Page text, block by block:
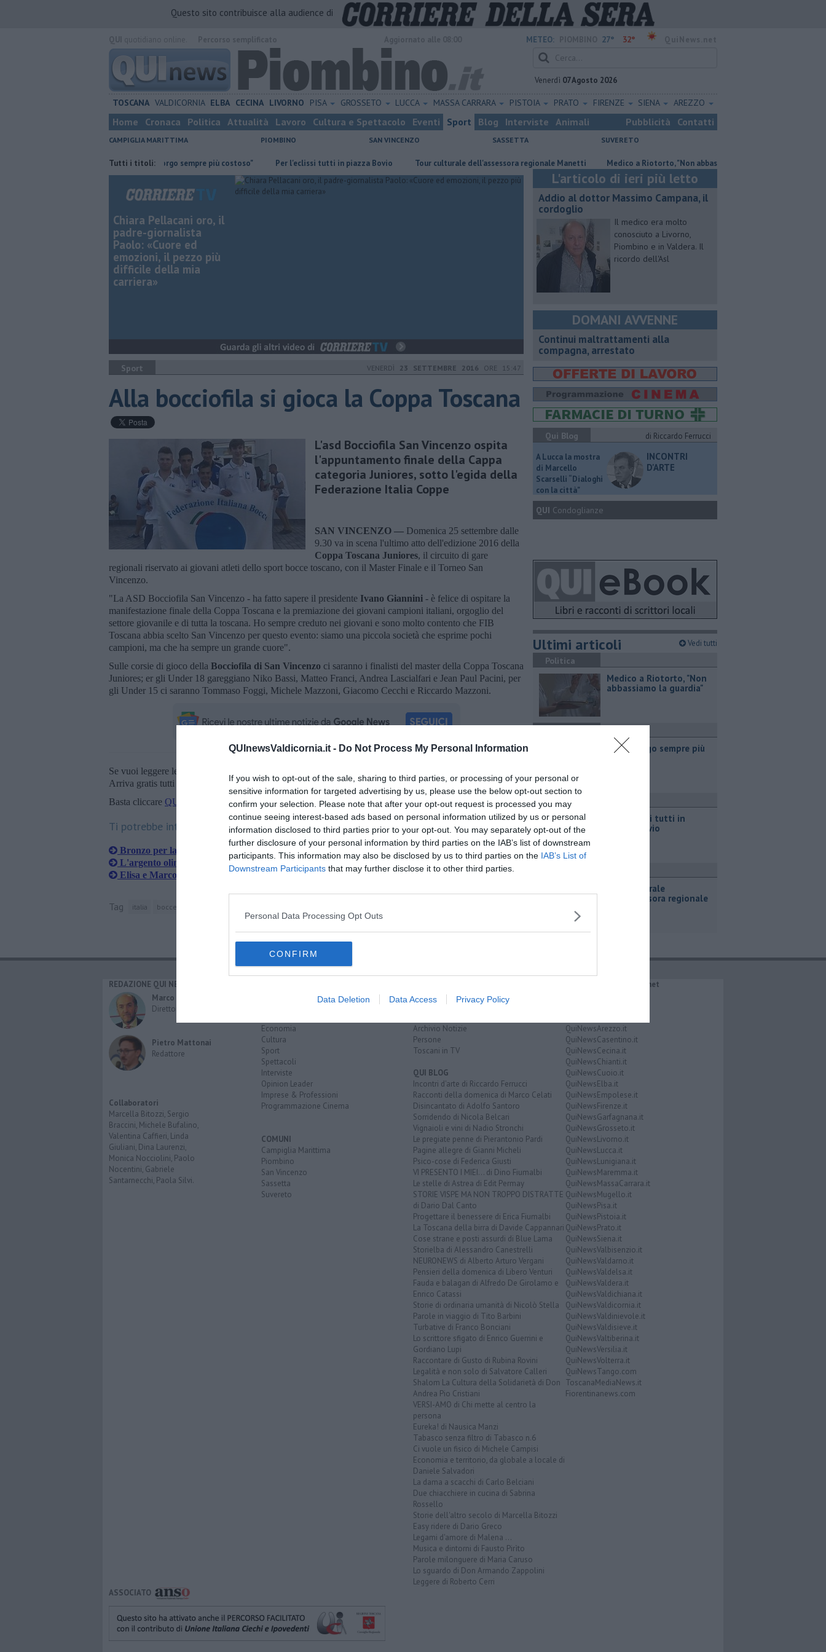
QUInewsValdicornia.it - Do Not Process My Personal Information
If you wish to opt-out of the sale, sharing to third parties, or processing of your personal or
sensitive information for targeted advertising by us, please use the below opt-out section to
confirm your selection. Please note that after your opt-out request is processed you may
continue seeing interest-based ads based on personal information utilized by us or personal
information disclosed to third parties prior to your opt-out. You may separately opt-out of the
further disclosure of your personal information by third parties on the IAB’s list of downstream
participants. This information may also be disclosed by us to third parties on the IAB’s List of
Downstream Participants that may further disclose it to other third parties.
Personal Data Processing Opt Outs
CONFIRM
Data Deletion Data Access Privacy Policy
Questo sito contribuisce alla audience di
METEO: 27° 32°
Venerdì 07 Agosto 2026
TOSCANA VALDICORNIA ELBA CECINA LIVORNO PISA GROSSETO LUCCA MASSA CARRARA PISTOIA PRATO FIRENZE SIENA AREZZO
Home Cronaca Politica Attualità Lavoro Cultura e Spettacolo Eventi Sport Blog Interviste Animali Pubblicità Contatti
CAMPIGLIA MARITTIMA PIOMBINO SAN VINCENZO SASSETTA SUVERETO
Tutti i titoli:
"Apritiborgo sempre più costoso" Per l'eclissi tutti in piazza Bovio Tour culturale dell'assessora regionale Manetti Medico a Riotorto, "Non abbassiamo la guardia"
Chiara Pellacani oro, il
padre-giornalista
Paolo: «Cuore ed
emozioni, il pezzo più
difficile della mia
carriera»
Sport VENERDÌ 23 SETTEMBRE 2016 ORE 15:47
Alla bocciofila si gioca la Coppa Toscana
L'asd Bocciofila San Vincenzo ospita
l'appuntamento finale della Cappa
categoria Juniores, sotto l'egida della
Federazione Italia Coppe
SAN VINCENZO — Domenica 25 settembre dalle
9.30 va in scena l'ultimo atto dell'edizione 2016 della
Coppa Toscana Juniores, il circuito di gare
regionali riservato ai giovani atleti dello sport bocce toscano, con il Master Finale e il Torneo San
Vincenzo.
"La ASD Bocciofila San Vincenzo - ha fatto sapere il presidente Ivano Giannini - è felice di ospitare la
manifestazione finale della Coppa Toscana e la premiazione dei giovani campioni italiani, orgoglio del
settore giovanile e di tutta la toscana. Ho sempre creduto nei giovani e sono molto contento che FIB
Toscana abbia scelto San Vincenzo per questo evento: siamo una piccola società che esprime pochi
campioni, ma che ha sempre un grande cuore".
Sulle corsie di gioco della Bocciofila di San Vincenzo ci saranno i finalisti del master della Coppa Toscana
Juniores; er gli Under 18 gareggiano Niko Bassi, Matteo Franci, Andrea Lascialfari e Jean Paul Pacini, per
gli Under 15 ci saranno Tommaso Foggi, Michele Mazzoni, Giacomo Cecchi e Riccardo Mazzoni.
Se vuoi leggere le notizie principali della Toscana iscriviti alla
Arriva gratis tutti i giorni alle 20:00 direttamente nella tua casella di posta.
Basta cliccare QUI
Ti potrebbe interessare anche:
Bronzo per la guerriera piombinese
L'argento olimpico madrina degli Europei Juniores
Elisa e Marco danzano con gli azzurri
Tag italia bocce
L'articolo di ieri più letto
Addio al dottor Massimo Campana, il
cordoglio
Il medico era molto
conosciuto a Livorno,
Piombino e in Valdera. Il
ricordo dell'Asl
DOMANI AVVENNE
Continui maltrattamenti alla
compagna, arrestato
Qui Blog
di Riccardo Ferrucci
A Lucca la mostra
di Marcello
Scarselli “Dialoghi
con la città"
INCONTRI
D'ARTE
QUI Condoglianze
Ultimi articoli Vedi tutti
Politica
Medico a Riotorto, "Non
abbassiamo la guardia"
"Apritiborgo sempre più
Attualità
Per l'eclissi tutti in
piazza Bovio
Tour culturale
dell'assessora regionale
REDAZIONE QUI NEWS
Marco Migli
Direttore Responsabile
Pietro Mattonai
Redattore
Collaboratori
Marcella Bitozzi, Sergio
Braccini, Michele Bufalino,
Valentina Caffieri, Linda
Giuliani, Dina Laurenzi,
Monica Nocciolini, Paolo
Nocentini, Gabriele
Santarnecchi, Paola Silvi.
Economia
Cultura
Sport
Spettacoli
Interviste
Opinion Leader
Imprese & Professioni
Programmazione Cinema
COMUNI
Campiglia Marittima
Piombino
San Vincenzo
Sassetta
Suvereto
Le notizie di oggi
Più Letti della settimana
Archivio Notizie
Persone
Toscani in TV
QUI BLOG
Incontri d'arte di Riccardo Ferrucci
Racconti della domenica di Marco Celati
Disincantato di Adolfo Santoro
Sorridendo di Nicola Belcari
Vignaioli e vini di Nadio Stronchi
Le pregiate penne di Pierantonio Pardi
Pagine allegre di Gianni Micheli
Psico-cose di Federica Giusti
VI PRESENTO I MIEI... di Dino Fiumalbi
Le stelle di Astrea di Edit Permay
STORIE VISPE MA NON TROPPO DISTRATTE
di Dario Dal Canto
Progettare il benessere di Erica Fiumalbi
La Toscana della birra di Davide Cappannari
Cose strane e posti assurdi di Blue Lama
Storielba di Alessandro Canestrelli
NEURONEWS di Alberto Arturo Vergani
Pensieri della domenica di Libero Venturi
Fauda e balagan di Alfredo De Girolamo e
Enrico Catassi
Storie di ordinaria umanità di Nicolò Stella
Parole in viaggio di Tito Barbini
Turbative di Franco Bonciani
Lo scrittore sfigato di Enrico Guerrini e
Gordiano Lupi
Raccontare di Gusto di Rubina Rovini
Legalità e non solo di Salvatore Calleri
Shalom La Cultura della Solidarietà di Don
Andrea Pio Cristiani
VERSI-AMO di Chi mette al centro la
persona
Eureka! di Nausica Manzi
Tabasco senza filtro di Tabasco n.6
Ci vuole un fisico di Michele Campisi
Economia e territorio, da globale a locale di
Daniele Salvadori
La dama a scacchi di Carlo Belciani
Due chiacchiere in cucina di Sabrina
Rossello
Storie dell'altro secolo di Marcella Bitozzi
Easy ridere di Dario Greco
Legami d'amore di Malena ...
Musica e dintorni di Fausto Pirìto
Parole milonguere di Maria Caruso
Lo sguardo di Don Armando Zappolini
Leggere di Roberto Cerri
IL NETWORK QuiNews.net
QuiNewsArezzo.it
QuiNewsCasentino.it
QuiNewsCecina.it
QuiNewsChianti.it
QuiNewsCuoio.it
QuiNewsElba.it
QuiNewsEmpolese.it
QuiNewsFirenze.it
QuiNewsGarfagnana.it
QuiNewsGrosseto.it
QuiNewsLivorno.it
QuiNewsLucca.it
QuiNewsLunigiana.it
QuiNewsMaremma.it
QuiNewsMassaCarrara.it
QuiNewsMugello.it
QuiNewsPisa.it
QuiNewsPistoia.it
QuiNewsPrato.it
QuiNewsSiena.it
QuiNewsValbisenzio.it
QuiNewsValdarno.it
QuiNewsValdelsa.it
QuiNewsValdera.it
QuiNewsValdichiana.it
QuiNewsValdicornia.it
QuiNewsValdinievole.it
QuiNewsValdisieve.it
QuiNewsValtiberina.it
QuiNewsVersilia.it
QuiNewsVolterra.it
QuiNewsTango.com
ToscanaMediaNews.it
Fiorentinanews.com
ASSOCIATO